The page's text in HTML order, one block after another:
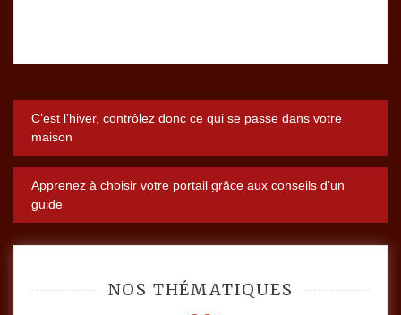
Navigation
de
l’article
C’est l’hiver, contrôlez donc ce qui se passe dans votre
maison
Apprenez à choisir votre portail grâce aux conseils d’un
guide
NOS THÉMATIQUES